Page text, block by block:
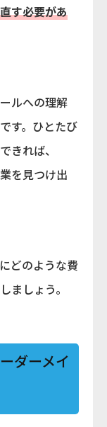
す必要があ
ルへの理解
す。ひとたび
きれば、
を見つけ出
どのような費
ましょう。
ダーメイ